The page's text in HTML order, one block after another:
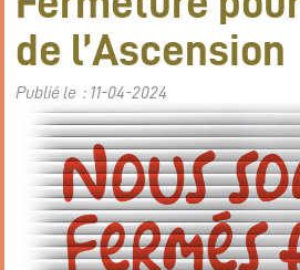
de l’Ascension
Publié le : 11-04-2024